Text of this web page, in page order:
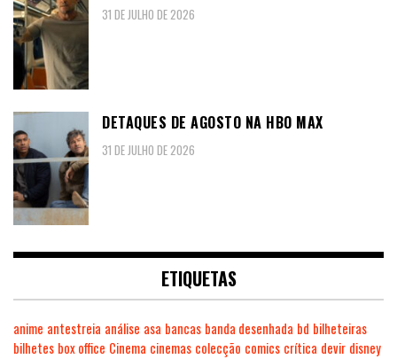
31 DE JULHO DE 2026
DETAQUES DE AGOSTO NA HBO MAX
31 DE JULHO DE 2026
ETIQUETAS
anime antestreia análise asa bancas banda desenhada bd bilheteiras
bilhetes box office Cinema cinemas colecção comics crítica devir disney